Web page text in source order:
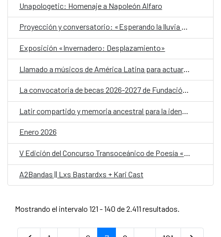
Unapologetic: Homenaje a Napoleón Alfaro
Proyección y conversatorio: «Esperando la lluvia de mayo»
Exposición «Invernadero: Desplazamiento»
Llamado a músicos de América Latina para actuar en BIME Bogotá 2026
La convocatoria de becas 2026-2027 de Fundación Carolina con 736 becas en todas las áreas de conocimiento
Enero 2026
V Edición del Concurso Transoceánico de Poesía «Homenaje a Claudia Lars»
A2Bandas || Lxs Bastardxs + Kari Cast
Mostrando el intervalo 121 - 140 de 2.411 resultados.